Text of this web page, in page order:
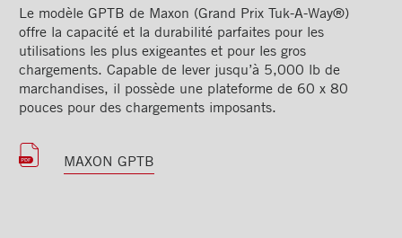
Coins avant
Bandes de sécurité
réfléchissantes
Cadrages arrières
Pare-chocs
Le modèle GPTB de Maxon (Grand Prix Tuk-A-Way®)
offre la capacité et la durabilité parfaites pour les
utilisations les plus exigeantes et pour les gros
chargements. Capable de lever jusqu’à 5,000 lb de
marchandises, il possède une plateforme de 60 x 80
pouces pour des chargements imposants.
MAXON GPTB